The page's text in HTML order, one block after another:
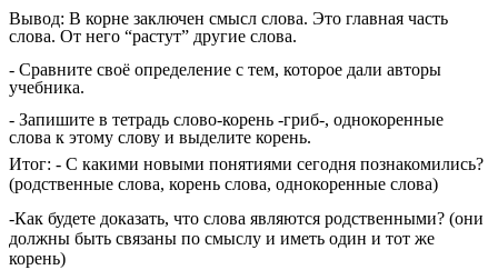
Вывод: В корне заключен смысл слова. Это главная часть
слова. От него “растут” другие слова.
- Сравните своё определение с тем, которое дали авторы
учебника.
- Запишите в тетрадь слово-корень -гриб-, однокоренные
слова к этому слову и выделите корень.
Итог: - С какими новыми понятиями сегодня познакомились?
(родственные слова, корень слова, однокоренные слова)
-Как будете доказать, что слова являются родственными? (они
должны быть связаны по смыслу и иметь один и тот же
корень)